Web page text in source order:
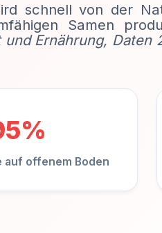
schnell von der
Samen
Ernährung, Daten
auf offenem Boden